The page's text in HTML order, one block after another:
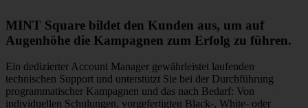
MINT Square bildet den Kunden aus, um auf
Augenhöhe die Kampagnen zum Erfolg zu führen.
Ein dedizierter Account Manager gewährleistet laufenden
technischen Support und unterstützt Sie bei der Durchführung
programmatischer Kampagnen und das nach Bedarf: Von
individuellen Schulungen, vorgefertigten Black-, White- oder